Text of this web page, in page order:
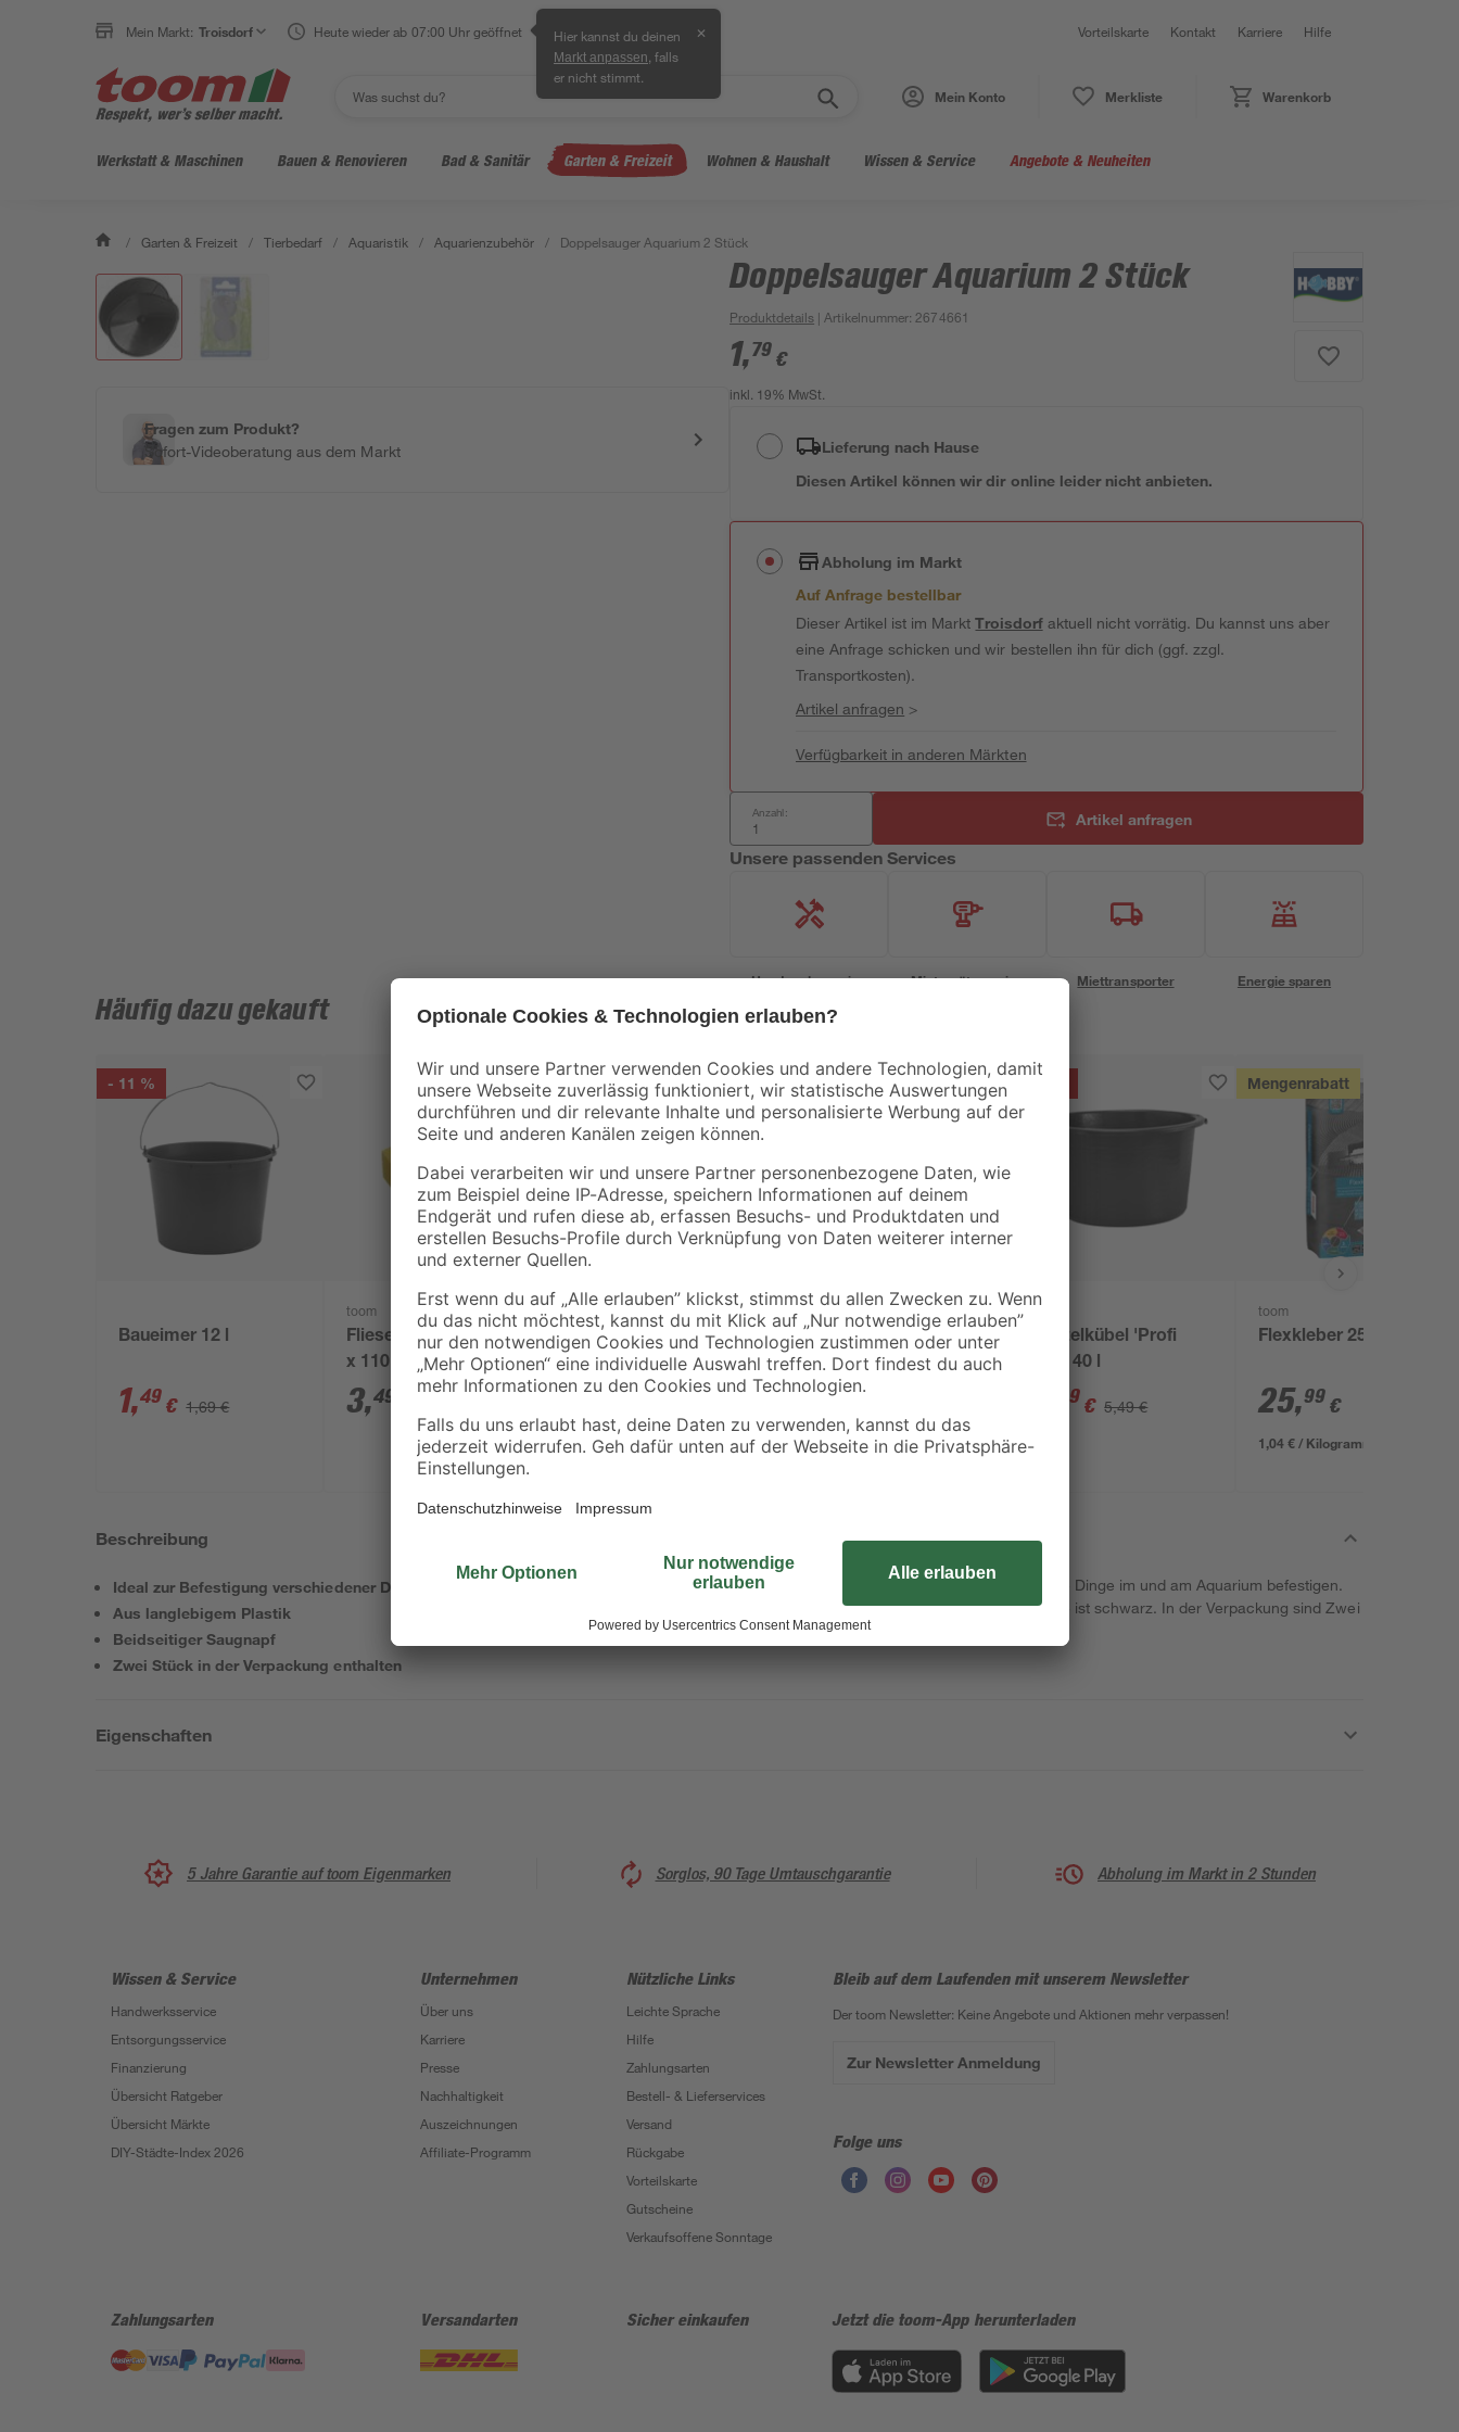
Mein Markt: Troisdorf Heute wieder ab 07:00 Uhr geöffnet Hier kannst du deinen
Markt anpassen , falls
er nicht stimmt.
✕ Vorteilskarte Kontakt Karriere Hilfe
Mein Konto Merkliste Warenkorb
Werkstatt & Maschinen Bauen & Renovieren Bad & Sanitär Garten & Freizeit Wohnen & Haushalt Wissen & Service Angebote & Neuheiten
/ Garten & Freizeit / Tierbedarf / Aquaristik / Aquarienzubehör / Doppelsauger Aquarium 2 Stück
Fragen zum Produkt?
Sofort-Videoberatung aus dem Markt
Doppelsauger Aquarium 2 Stück
Produktdetails | Artikelnummer: 2674661
1,79 €
inkl. 19% MwSt.
Lieferung nach Hause
Diesen Artikel können wir dir online leider nicht anbieten.
Abholung im Markt
Auf Anfrage bestellbar
Dieser Artikel ist im MarktTroisdorfaktuell nicht vorrätig. Du kannst uns aber
eine Anfrage schicken und wir bestellen ihn für dich (ggf. zzgl.
Transportkosten).
Artikel anfragen >
Verfügbarkeit in anderen Märkten
Anzahl: Artikel anfragen
Unsere passenden Services
Handwerksservice Mietgeräteservice Miettransporter Energie sparen
Häufig dazu gekauft
- 11 %
Baueimer 12 l
1,49 € 1,69 €
toom
Fliesenschwamm 165
x 110 x 65 mm
3,49
Bestseller
Knauf
Flexkleber 22 kg
25,99
1,18 € / Kilogramm
Mengenrabatt
B1
Fliesenkleber flexibel
25 kg
17,29
0,69 € / Kilogramm
Mörtelkübel 'Profi
Line' 40 l
99 € 5,49 €
Mengenrabatt
toom
Flexkleber 25 kg
25,99 €
1,04 € / Kilogramm
Beschreibung
Ideal zur Befestigung verschiedener Dinge
Aus langlebigem Plastik
Beidseitiger Saugnapf
Zwei Stück in der Verpackung enthalten
Mit dem Doppelsauger können Sie verschiedene Dinge im und am Aquarium befestigen.
Der Sauger ist leicht zu handhaben. Seine Farbe ist schwarz. In der Verpackung sind Zwei
Doppelsauger enthalten.
Eigenschaften
5 Jahre Garantie auf toom Eigenmarken Sorglos, 90 Tage Umtauschgarantie Abholung im Markt in 2 Stunden
Wissen & Service
Handwerksservice
Entsorgungsservice
Finanzierung
Übersicht Ratgeber
Übersicht Märkte
DIY-Städte-Index 2026
Unternehmen
Über uns
Karriere
Presse
Nachhaltigkeit
Auszeichnungen
Affiliate-Programm
Nützliche Links
Leichte Sprache
Hilfe
Zahlungsarten
Bestell- & Lieferservices
Versand
Rückgabe
Vorteilskarte
Gutscheine
Verkaufsoffene Sonntage
Bleib auf dem Laufenden mit unserem Newsletter
Der toom Newsletter: Keine Angebote und Aktionen mehr verpassen!
Zur Newsletter Anmeldung
Folge uns
Zahlungsarten Versandarten Sicher einkaufen Jetzt die toom-App herunterladen